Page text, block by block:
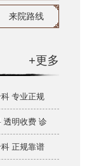
来院路线
+更多
专业正规
透明收费 诊
正规靠谱